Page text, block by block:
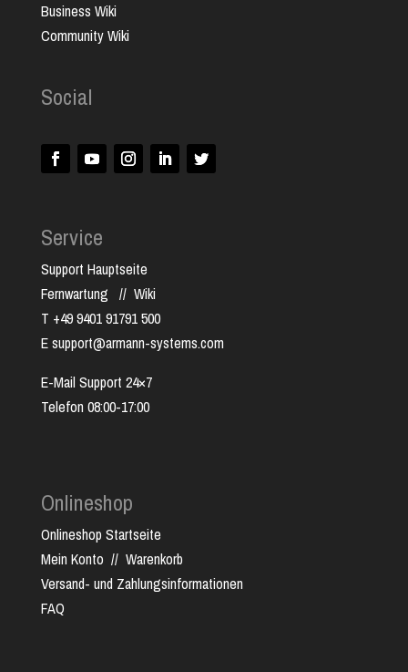
Business Wiki
Community Wiki
Social
Service
Support Hauptseite
Fernwartung // Wiki
T +49 9401 91791 500
E support@armann-systems.com
E-Mail Support 24×7
Telefon 08:00-17:00
Onlineshop
Onlineshop Startseite
Mein Konto // Warenkorb
Versand- und Zahlungsinformationen
FAQ